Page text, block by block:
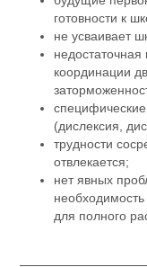
готовности к
не усваивает
координации
(дислексия,
трудности
отвлекается;
нет явных
для полного